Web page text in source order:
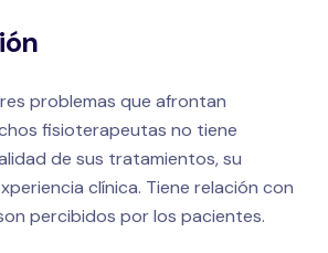
problemas que afrontan
fisioterapeutas no tiene
de sus tratamientos, su
clínica. Tiene relación con
percibidos por los pacientes.